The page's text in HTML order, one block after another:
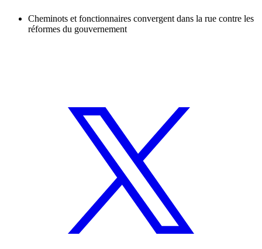
Cheminots et fonctionnaires convergent dans la rue contre les
réformes du gouvernement